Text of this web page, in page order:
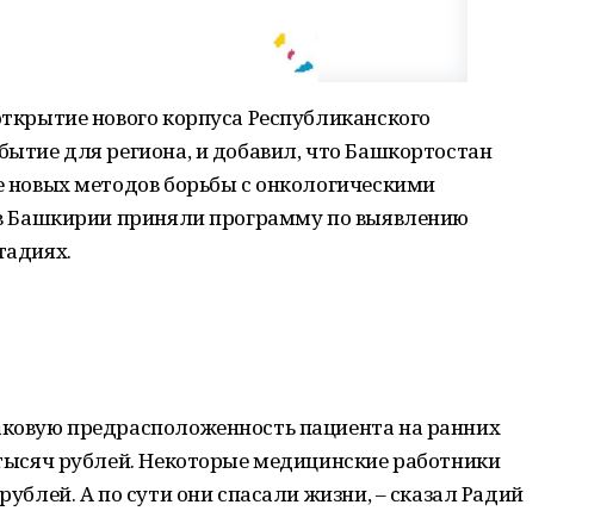
нового корпуса Республиканского
для региона, и добавил, что Башкортостан
новых методов борьбы с онкологическими
Башкирии приняли программу по выявлению
предрасположенность пациента на ранних
рублей. Некоторые медицинские работники
А по сути они спасали жизни, – сказал Радий